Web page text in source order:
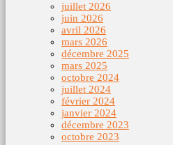
juillet 2026
juin 2026
avril 2026
mars 2026
décembre 2025
mars 2025
octobre 2024
juillet 2024
février 2024
janvier 2024
décembre 2023
octobre 2023